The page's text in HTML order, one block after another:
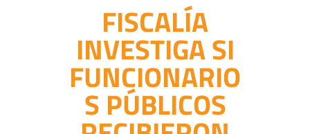
FISCALÍA
INVESTIGA SI
FUNCIONARIO
S PÚBLICOS